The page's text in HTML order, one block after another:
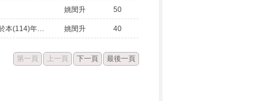
姚閔升 50
國立臺灣師範大學地球科學系擬訂於本(114)年七月，在本校公館校區舉辦「地科大未來—探索專長半日營」，請高中生及準高中生參與。 姚閔升 40
第一頁 上一頁 下一頁 最後一頁